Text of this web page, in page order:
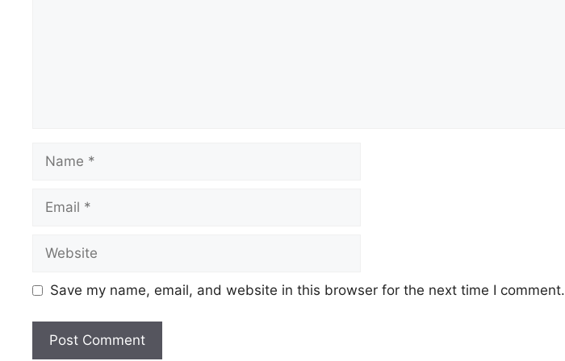
Name
Email
Website
Save my name, email, and website in this browser for the next time I comment.